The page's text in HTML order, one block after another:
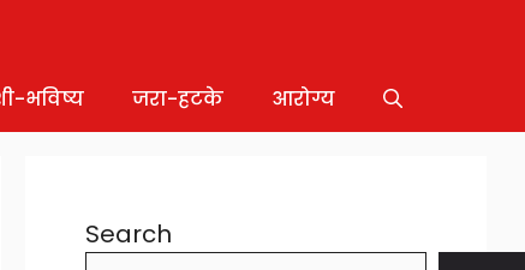
भविष्य जरा-हटके आरोग्य
Search